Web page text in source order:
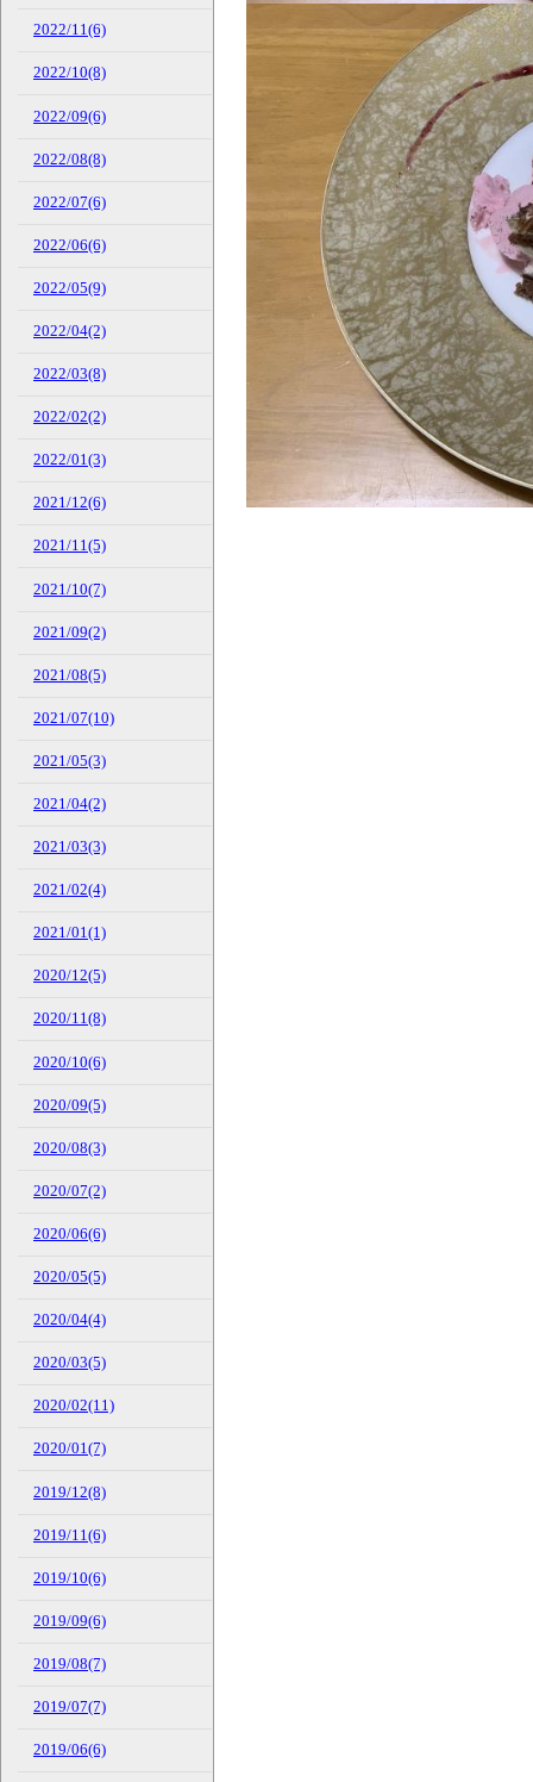
2022/11(6)
2022/10(8)
2022/09(6)
2022/08(8)
2022/07(6)
2022/06(6)
2022/05(9)
2022/04(2)
2022/03(8)
2022/02(2)
2022/01(3)
2021/12(6)
2021/11(5)
2021/10(7)
2021/09(2)
2021/08(5)
2021/07(10)
2021/05(3)
2021/04(2)
2021/03(3)
2021/02(4)
2021/01(1)
2020/12(5)
2020/11(8)
2020/10(6)
2020/09(5)
2020/08(3)
2020/07(2)
2020/06(6)
2020/05(5)
2020/04(4)
2020/03(5)
2020/02(11)
2020/01(7)
2019/12(8)
2019/11(6)
2019/10(6)
2019/09(6)
2019/08(7)
2019/07(7)
2019/06(6)